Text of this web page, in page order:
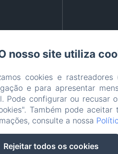
nosso site utiliza
cookies e
e para apresentar
Pode configurar ou recusar
Também pode
consulte a nossa
Rejeitar todos os cookies